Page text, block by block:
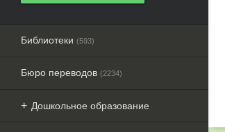
Библиотеки (593)
Бюро переводов (2234)
Дошкольное образование